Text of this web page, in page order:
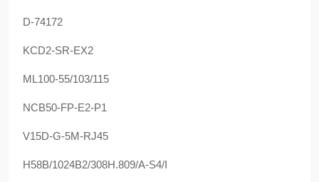
D-74172
KCD2-SR-EX2
ML100-55/103/115
NCB50-FP-E2-P1
V15D-G-5M-RJ45
H58B/1024B2/308H.809/A-S4/I